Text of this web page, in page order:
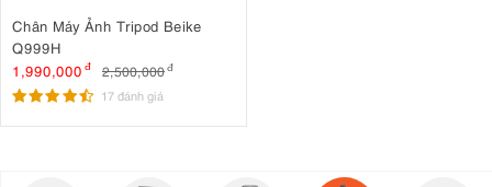
Chân Máy Ảnh Tripod Beike
Q999H
1,990,000 đ 2,500,000đ
17 đánh giá